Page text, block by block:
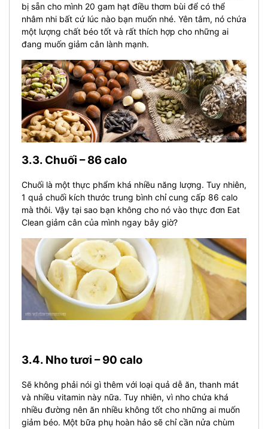
bị sẵn cho mình 20 gam hạt điều thơm bùi để có thể
nhâm nhi bất cứ lúc nào bạn muốn nhé. Yên tâm, nó chứa
một lượng chất béo tốt và rất thích hợp cho những ai
đang muốn giảm cân lành mạnh.
3.3. Chuối – 86 calo
Chuối là một thực phẩm khá nhiều năng lượng. Tuy nhiên,
1 quả chuối kích thước trung bình chỉ cung cấp 86 calo
mà thôi. Vậy tại sao bạn không cho nó vào thực đơn Eat
Clean giảm cân của mình ngay bây giờ?
3.4. Nho tươi – 90 calo
Sẽ không phải nói gì thêm với loại quả dễ ăn, thanh mát
và nhiều vitamin này nữa. Tuy nhiên, vì nho chứa khá
nhiều đường nên ăn nhiều không tốt cho những ai muốn
giảm béo. Một bữa phụ hoàn hảo sẽ chỉ cần nửa chùm